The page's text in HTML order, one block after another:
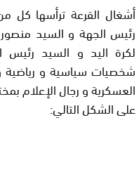
أشغال القرعة ترأسها كل
رئيس الجهة و السيد
لكرة اليد و السيد رئيس
شخصيات سياسية و رياضية
العسكرية و رجال الإعلام
على الشكل التالي: